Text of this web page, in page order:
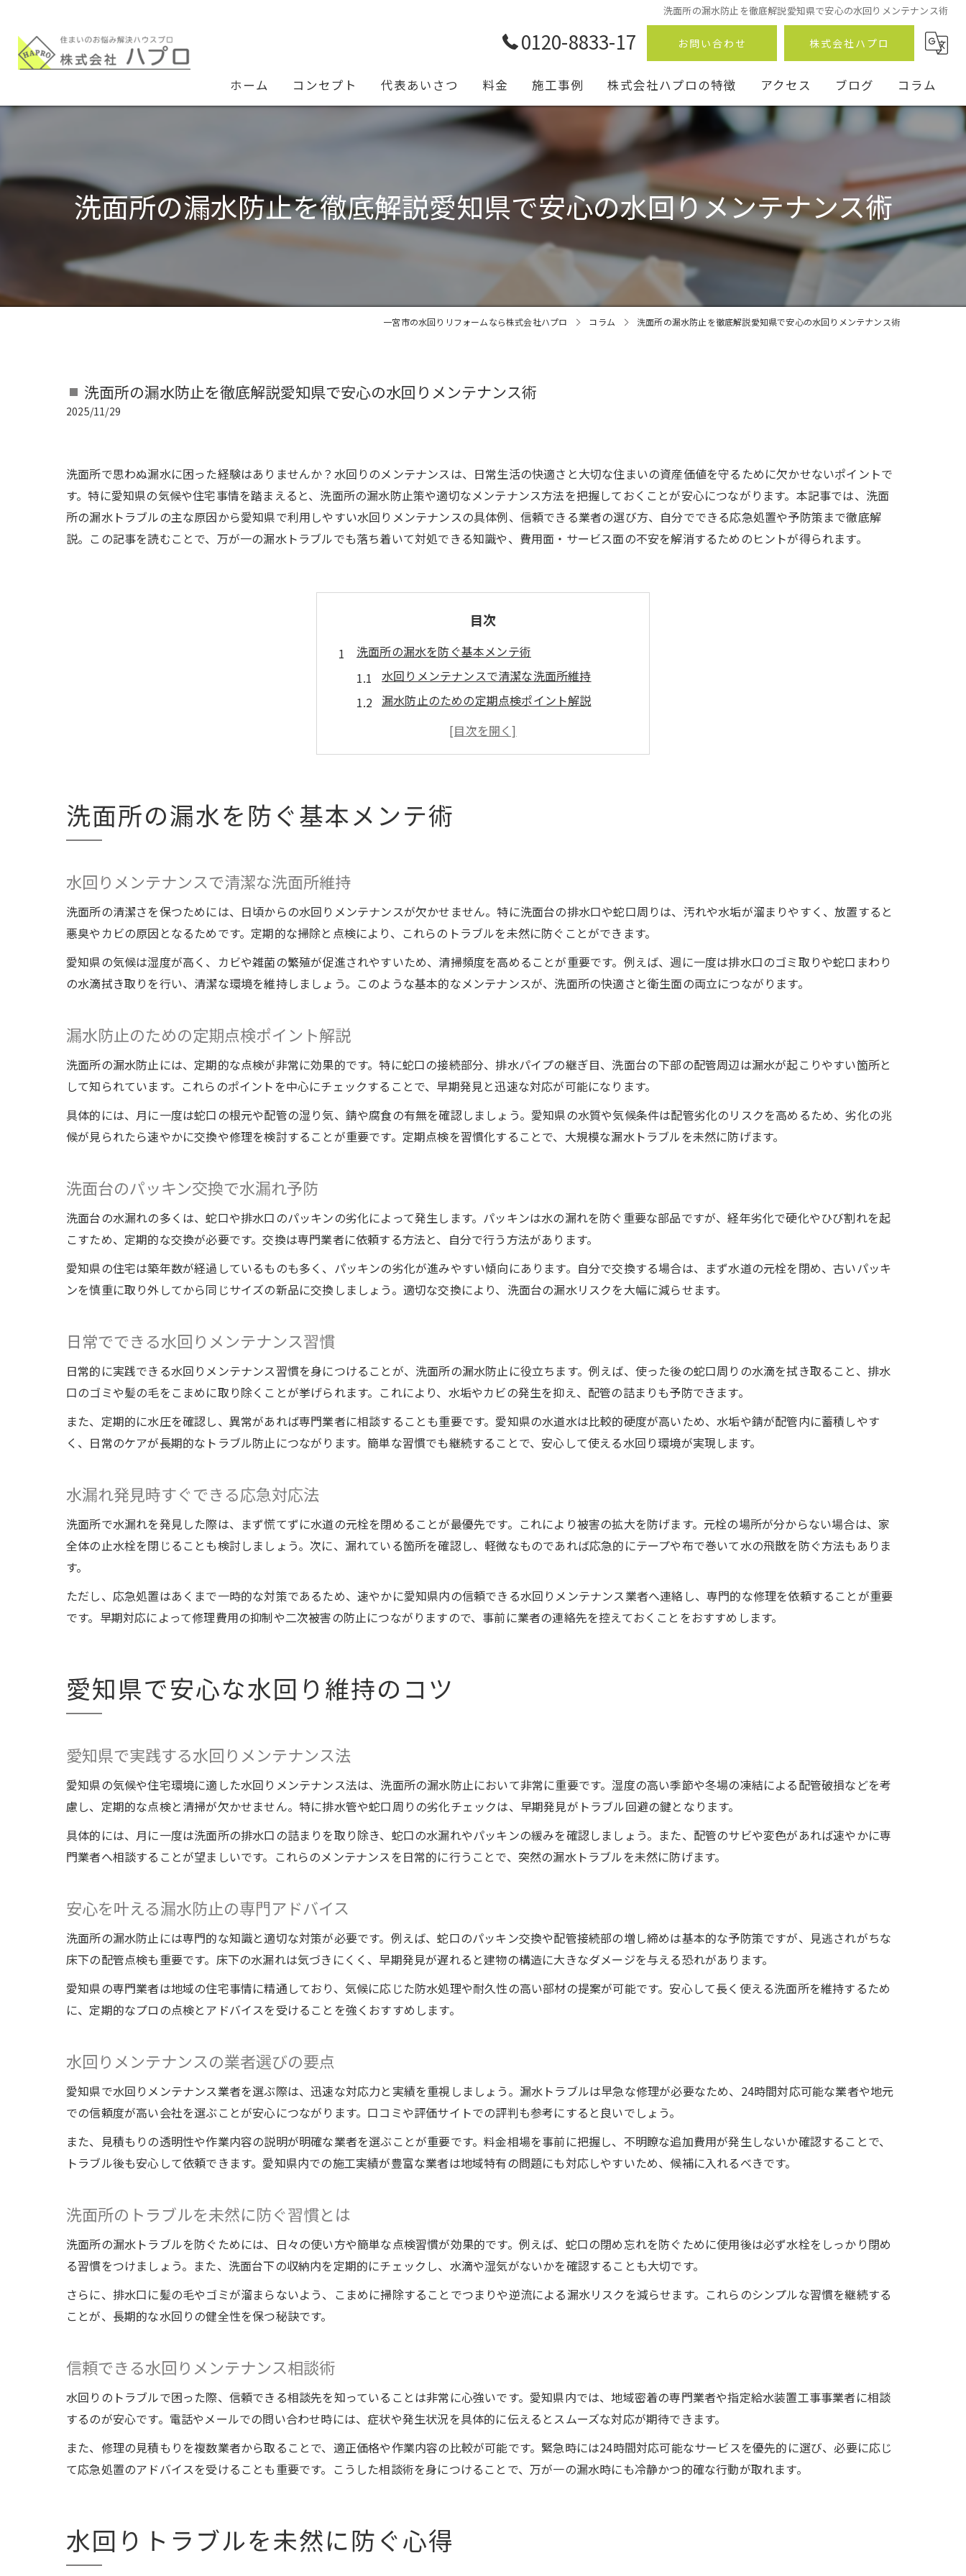
洗面所の漏水防止を徹底解説愛知県で安心の水回りメンテナンス術
0120-8833-17 お問い合わせ 株式会社ハプロ
ホーム コンセプト 代表あいさつ 料金 施工事例 株式会社ハプロの特徴
トイレ
浴室
キッチン
設備工事
アクセス ブログ コラム
洗面所の漏水防止を徹底解説愛知県で安心の水回りメンテナンス術
一宮市の水回りリフォームなら株式会社ハプロ コラム 洗面所の漏水防止を徹底解説愛知県で安心の水回りメンテナンス術
洗面所の漏水防止を徹底解説愛知県で安心の水回りメンテナンス術
2025/11/29
洗面所で思わぬ漏水に困った経験はありませんか？水回りのメンテナンスは、日常生活の快適さと大切な住まいの資産価値を守るために欠かせないポイントで
す。特に愛知県の気候や住宅事情を踏まえると、洗面所の漏水防止策や適切なメンテナンス方法を把握しておくことが安心につながります。本記事では、洗面
所の漏水トラブルの主な原因から愛知県で利用しやすい水回りメンテナンスの具体例、信頼できる業者の選び方、自分でできる応急処置や予防策まで徹底解
説。この記事を読むことで、万が一の漏水トラブルでも落ち着いて対処できる知識や、費用面・サービス面の不安を解消するためのヒントが得られます。
目次
洗面所の漏水を防ぐ基本メンテ術
水回りメンテナンスで清潔な洗面所維持
漏水防止のための定期点検ポイント解説
洗面台のパッキン交換で水漏れ予防
愛知県で実践する水回りメンテナンス法
信頼できる水回りメンテナンス相談術
水回りトラブルを未然に防ぐ心得
洗面所の漏水防止は早期発見が鍵
水回りメンテナンスで安心を確保しよう
洗面所の水漏れ被害を最小限に抑える
自分でできる漏水予防と応急処置
水回りメンテナンスの基本作業を紹介
パッキン交換やナット締めで漏水防止
洗面台下の点検で水漏れを早期発見
水回りメンテナンスの重要ポイント
漏水防止に欠かせない水回り点検箇所
水回りメンテナンスの定期的な必要性
洗面所漏水の主な原因と対策方法
パッキン劣化や接続不良による水漏れ対策
洗面所の漏水を防ぐ基本メンテ術
水回りメンテナンスで清潔な洗面所維持
洗面所の清潔さを保つためには、日頃からの水回りメンテナンスが欠かせません。特に洗面台の排水口や蛇口周りは、汚れや水垢が溜まりやすく、放置すると
悪臭やカビの原因となるためです。定期的な掃除と点検により、これらのトラブルを未然に防ぐことができます。
愛知県の気候は湿度が高く、カビや雑菌の繁殖が促進されやすいため、清掃頻度を高めることが重要です。例えば、週に一度は排水口のゴミ取りや蛇口まわり
の水滴拭き取りを行い、清潔な環境を維持しましょう。このような基本的なメンテナンスが、洗面所の快適さと衛生面の両立につながります。
漏水防止のための定期点検ポイント解説
洗面所の漏水防止には、定期的な点検が非常に効果的です。特に蛇口の接続部分、排水パイプの継ぎ目、洗面台の下部の配管周辺は漏水が起こりやすい箇所と
して知られています。これらのポイントを中心にチェックすることで、早期発見と迅速な対応が可能になります。
具体的には、月に一度は蛇口の根元や配管の湿り気、錆や腐食の有無を確認しましょう。愛知県の水質や気候条件は配管劣化のリスクを高めるため、劣化の兆
候が見られたら速やかに交換や修理を検討することが重要です。定期点検を習慣化することで、大規模な漏水トラブルを未然に防げます。
洗面台のパッキン交換で水漏れ予防
洗面台の水漏れの多くは、蛇口や排水口のパッキンの劣化によって発生します。パッキンは水の漏れを防ぐ重要な部品ですが、経年劣化で硬化やひび割れを起
こすため、定期的な交換が必要です。交換は専門業者に依頼する方法と、自分で行う方法があります。
愛知県の住宅は築年数が経過しているものも多く、パッキンの劣化が進みやすい傾向にあります。自分で交換する場合は、まず水道の元栓を閉め、古いパッキ
ンを慎重に取り外してから同じサイズの新品に交換しましょう。適切な交換により、洗面台の漏水リスクを大幅に減らせます。
日常でできる水回りメンテナンス習慣
日常的に実践できる水回りメンテナンス習慣を身につけることが、洗面所の漏水防止に役立ちます。例えば、使った後の蛇口周りの水滴を拭き取ること、排水
口のゴミや髪の毛をこまめに取り除くことが挙げられます。これにより、水垢やカビの発生を抑え、配管の詰まりも予防できます。
また、定期的に水圧を確認し、異常があれば専門業者に相談することも重要です。愛知県の水道水は比較的硬度が高いため、水垢や錆が配管内に蓄積しやす
く、日常のケアが長期的なトラブル防止につながります。簡単な習慣でも継続することで、安心して使える水回り環境が実現します。
水漏れ発見時すぐできる応急対応法
洗面所で水漏れを発見した際は、まず慌てずに水道の元栓を閉めることが最優先です。これにより被害の拡大を防げます。元栓の場所が分からない場合は、家
全体の止水栓を閉じることも検討しましょう。次に、漏れている箇所を確認し、軽微なものであれば応急的にテープや布で巻いて水の飛散を防ぐ方法もありま
す。
ただし、応急処置はあくまで一時的な対策であるため、速やかに愛知県内の信頼できる水回りメンテナンス業者へ連絡し、専門的な修理を依頼することが重要
です。早期対応によって修理費用の抑制や二次被害の防止につながりますので、事前に業者の連絡先を控えておくことをおすすめします。
愛知県で安心な水回り維持のコツ
愛知県で実践する水回りメンテナンス法
愛知県の気候や住宅環境に適した水回りメンテナンス法は、洗面所の漏水防止において非常に重要です。湿度の高い季節や冬場の凍結による配管破損などを考
慮し、定期的な点検と清掃が欠かせません。特に排水管や蛇口周りの劣化チェックは、早期発見がトラブル回避の鍵となります。
具体的には、月に一度は洗面所の排水口の詰まりを取り除き、蛇口の水漏れやパッキンの緩みを確認しましょう。また、配管のサビや変色があれば速やかに専
門業者へ相談することが望ましいです。これらのメンテナンスを日常的に行うことで、突然の漏水トラブルを未然に防げます。
安心を叶える漏水防止の専門アドバイス
洗面所の漏水防止には専門的な知識と適切な対策が必要です。例えば、蛇口のパッキン交換や配管接続部の増し締めは基本的な予防策ですが、見逃されがちな
床下の配管点検も重要です。床下の水漏れは気づきにくく、早期発見が遅れると建物の構造に大きなダメージを与える恐れがあります。
愛知県の専門業者は地域の住宅事情に精通しており、気候に応じた防水処理や耐久性の高い部材の提案が可能です。安心して長く使える洗面所を維持するため
に、定期的なプロの点検とアドバイスを受けることを強くおすすめします。
水回りメンテナンスの業者選びの要点
愛知県で水回りメンテナンス業者を選ぶ際は、迅速な対応力と実績を重視しましょう。漏水トラブルは早急な修理が必要なため、24時間対応可能な業者や地元
での信頼度が高い会社を選ぶことが安心につながります。口コミや評価サイトでの評判も参考にすると良いでしょう。
また、見積もりの透明性や作業内容の説明が明確な業者を選ぶことが重要です。料金相場を事前に把握し、不明瞭な追加費用が発生しないか確認することで、
トラブル後も安心して依頼できます。愛知県内での施工実績が豊富な業者は地域特有の問題にも対応しやすいため、候補に入れるべきです。
洗面所のトラブルを未然に防ぐ習慣とは
洗面所の漏水トラブルを防ぐためには、日々の使い方や簡単な点検習慣が効果的です。例えば、蛇口の閉め忘れを防ぐために使用後は必ず水栓をしっかり閉め
る習慣をつけましょう。また、洗面台下の収納内を定期的にチェックし、水滴や湿気がないかを確認することも大切です。
さらに、排水口に髪の毛やゴミが溜まらないよう、こまめに掃除することでつまりや逆流による漏水リスクを減らせます。これらのシンプルな習慣を継続する
ことが、長期的な水回りの健全性を保つ秘訣です。
信頼できる水回りメンテナンス相談術
水回りのトラブルで困った際、信頼できる相談先を知っていることは非常に心強いです。愛知県内では、地域密着の専門業者や指定給水装置工事事業者に相談
するのが安心です。電話やメールでの問い合わせ時には、症状や発生状況を具体的に伝えるとスムーズな対応が期待できます。
また、修理の見積もりを複数業者から取ることで、適正価格や作業内容の比較が可能です。緊急時には24時間対応可能なサービスを優先的に選び、必要に応じ
て応急処置のアドバイスを受けることも重要です。こうした相談術を身につけることで、万が一の漏水時にも冷静かつ的確な行動が取れます。
水回りトラブルを未然に防ぐ心得